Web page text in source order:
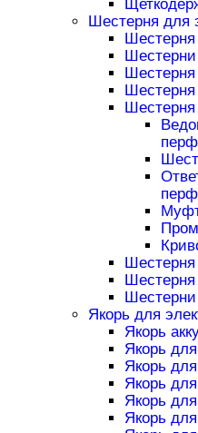
Шестерня для
Якорь для
Якорь
Якорь
Якорь
Якорь
Якорь
Якорь